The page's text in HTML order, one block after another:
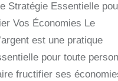
Stratégie Essentielle
Vos Économies Le
est une pratique
pour toute
fructifier ses